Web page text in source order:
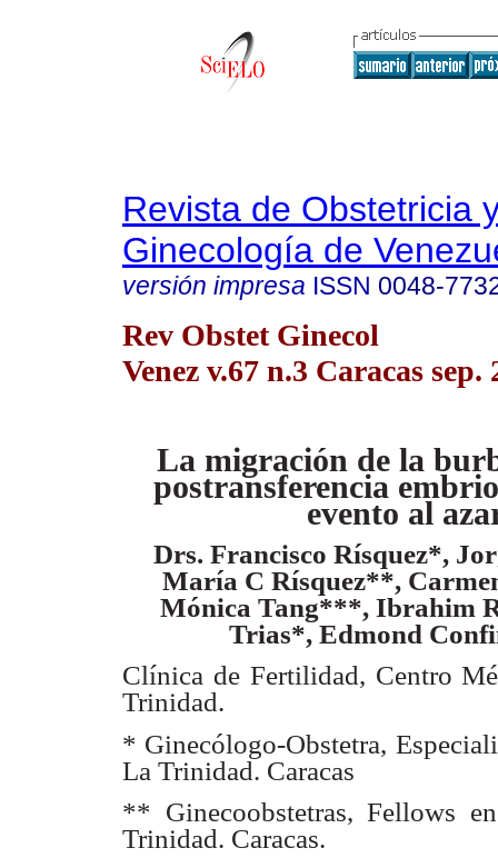
Revista de Obstetricia
Ginecología de
versión impresa ISSN 0048-
Rev Obstet Ginecol
Venez v.67 n.3 Caracas sep.
La migración de la
postransferencia
evento al
Drs. Francisco Rísquez*,
María C Rísquez**,
Mónica Tang***, Ibrahim
Trias*, Edmond
Clínica de Fertilidad, Centro
Trinidad.
* Ginecólogo-Obstetra,
La Trinidad. Caracas
** Ginecoobstetras, Fellows
Trinidad. Caracas.